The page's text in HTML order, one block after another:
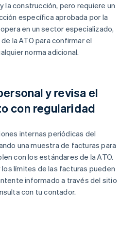
la construcción, pero requiere un
específica aprobada por la
en un sector especializado,
la ATO para confirmar el
norma adicional.
y revisa el
con regularidad
internas periódicas del
una muestra de facturas para
con los estándares de la ATO.
límites de las facturas pueden
informado a través del sitio
con tu contador.